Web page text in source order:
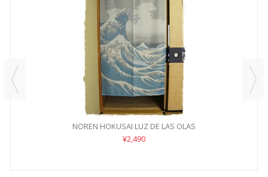
NOREN HOKUSAI LUZ DE LAS OLAS
¥2,490